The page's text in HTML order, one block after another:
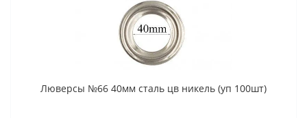
Люверсы №66 40мм сталь цв никель (уп 100шт)